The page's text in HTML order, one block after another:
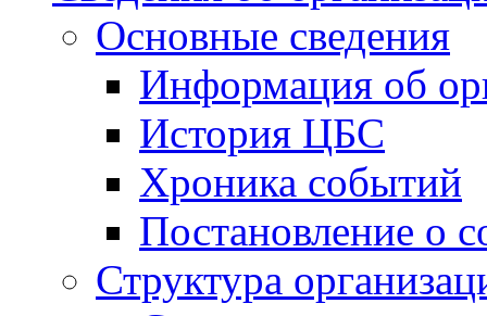
Основные сведения
Информация об
История ЦБС
Хроника событий
Постановление о
Структура